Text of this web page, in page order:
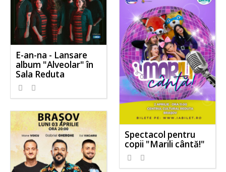
E-an-na - Lansare
album "Alveolar" în
Sala Reduta
Spectacol pentru
copii "Marili cântă!"